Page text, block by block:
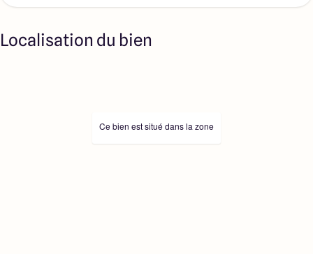
Localisation du bien
Ce bien est situé dans la zone